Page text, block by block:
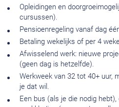
Opleidingen en
cursussen).
Pensioenregeling vanaf dag
Betaling wekelijks of per 4
Afwisselend werk: nieuwe
(geen dag is hetzelfde).
Werkweek van 32 tot 40+ uur,
je dat wil.
Een bus (als je die nodig